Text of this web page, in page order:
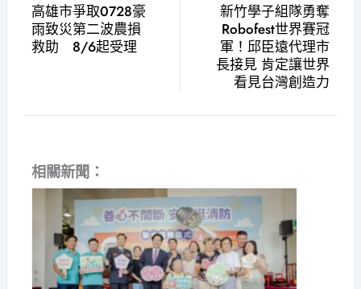
高雄市爭取0728豪
雨致災第二波農損
救助 8/6起受理
新竹學子組隊勇奪
Robofest世界賽冠
軍！邱臣遠代理市
長接見 肯定讓世界
看見台灣創造力
相關新聞：